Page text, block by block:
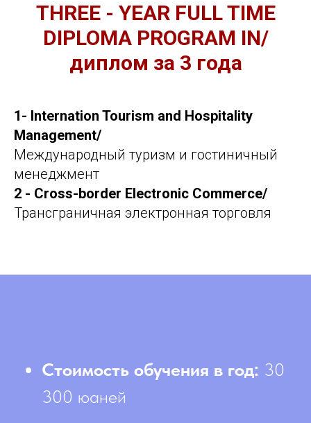
THREE - YEAR FULL TIME
DIPLOMA PROGRAM IN/
диплом за 3 года
1- Internation Tourism and Hospitality
Management/
Международный туризм и гостиничный
менеджмент
2 - Cross-border Electronic Commerce/
Трансграничная электронная торговля
Стоимость обучения в год: 30
300 юаней